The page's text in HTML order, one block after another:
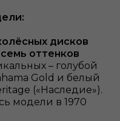
дисков
семь оттенков
– голубой
Gold и белый
(«Наследие»).
модели в 1970